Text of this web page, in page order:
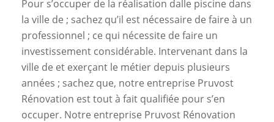
Pour s’occuper de la réalisation dalle piscine dans
la ville de ; sachez qu’il est nécessaire de faire à un
professionnel ; ce qui nécessite de faire un
investissement considérable. Intervenant dans la
ville de et exerçant le métier depuis plusieurs
années ; sachez que, notre entreprise Pruvost
Rénovation est tout à fait qualifiée pour s’en
occuper. Notre entreprise Pruvost Rénovation